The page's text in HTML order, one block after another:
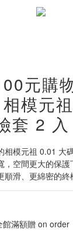
元購
模元
套 2 入
相模元祖 0.01 大
，空間更大的保護
滑、更綿密的終
館滿額贈 on order